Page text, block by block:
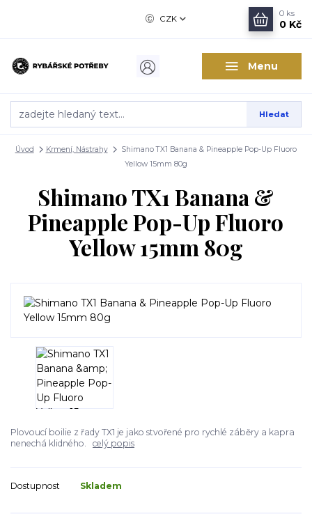
Menu
CZK
Hledat
0 ks
0 Kč
Úvod Krmení, Nástrahy
Shimano TX1 Banana & Pineapple Pop-Up Fluoro
Yellow 15mm 80g
Shimano TX1 Banana &
Pineapple Pop-Up Fluoro
Yellow 15mm 80g
Plovoucí boilie z řady TX1 je jako stvořené pro rychlé záběry a kapra
nenechá klidného. celý popis
Dostupnost Skladem